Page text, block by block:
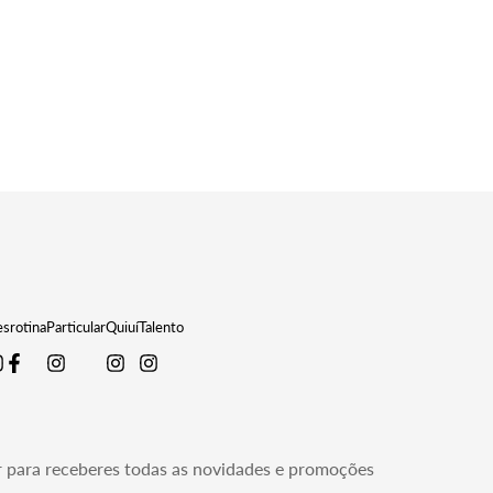
ParticularQuiuíTalento
receberes todas as novidades e promoções